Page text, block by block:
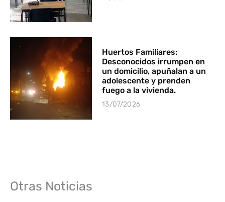
Huertos Familiares:
Desconocidos irrumpen en
un domicilio, apuñalan a un
adolescente y prenden
fuego a la vivienda.
13/07/2026
Otras Noticias